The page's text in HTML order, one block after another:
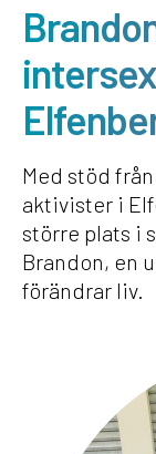
Med stöd
aktivister i
större plats i
Brandon, en
förändrar liv.